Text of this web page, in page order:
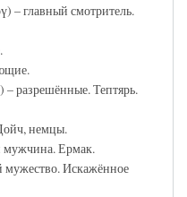
– главный смотритель.
– разрешённые. Тептярь.
немцы.
мужчина. Ермак.
Искажённое